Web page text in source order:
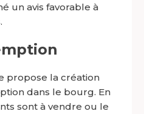
un avis favorable à
propose la création
dans le bourg. En
sont à vendre ou le